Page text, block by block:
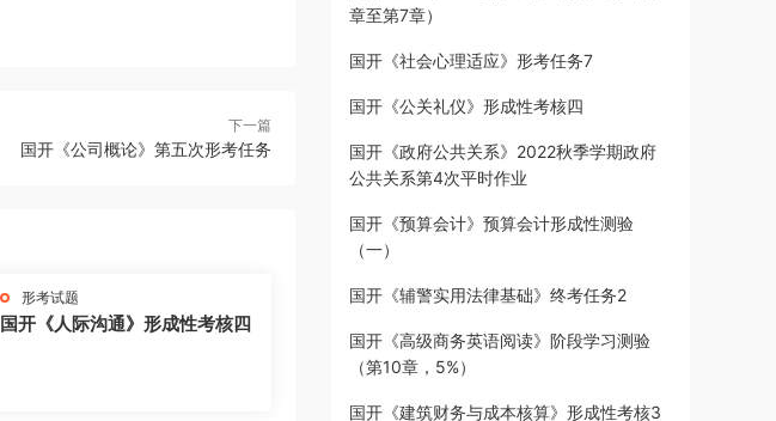
下一篇
国开《公司概论》第五次形考任务
形考试题
国开《人际沟通》形成性考核四
章至第7章）
国开《社会心理适应》形考任务7
国开《公关礼仪》形成性考核四
国开《政府公共关系》2022秋季学期政府
公共关系第4次平时作业
国开《预算会计》预算会计形成性测验
（一）
国开《辅警实用法律基础》终考任务2
国开《高级商务英语阅读》阶段学习测验
（第10章，5%）
国开《建筑财务与成本核算》形成性考核3